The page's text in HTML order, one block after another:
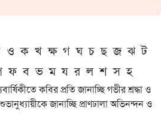
ও ক খ ক্ষ গ ঘ চ ছ জ ঝ ট
ফ ব ভ ম য র ল শ স হ
কবির প্রতি জানাচ্ছি গভীর শ্রদ্ধা ও
জানাচ্ছি প্রাণঢালা অভিনন্দন ও